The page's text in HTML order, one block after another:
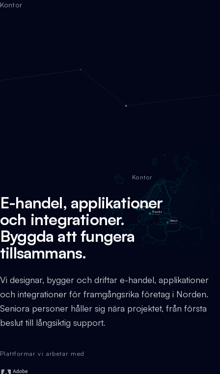
Kontor
Stavanger
Norge
Vilnius
Litauen
Tranås
E-handel, applikationer
och integrationer.
Byggda att fungera
tillsammans.
Vi designar, bygger och driftar e-handel, applikationer
och integrationer för framgångsrika företag i Norden.
Seniora personer håller sig nära projektet, från första
beslut till långsiktig support.
Plattformar vi arbetar med
Kontor